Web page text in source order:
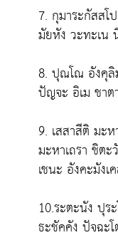
7. กุมาระกัสสโ
มัยหัง วะทะเน
8. ปุณโณ อังคุลิ
ปัญจะ อิเม ชา
9. เสสาสีติ มะ
มะหาเถรา ชิต
เชนะ อังคะมัง
10.ระตะนัง ปุ
ธะชัคคัง ปัจฉะ